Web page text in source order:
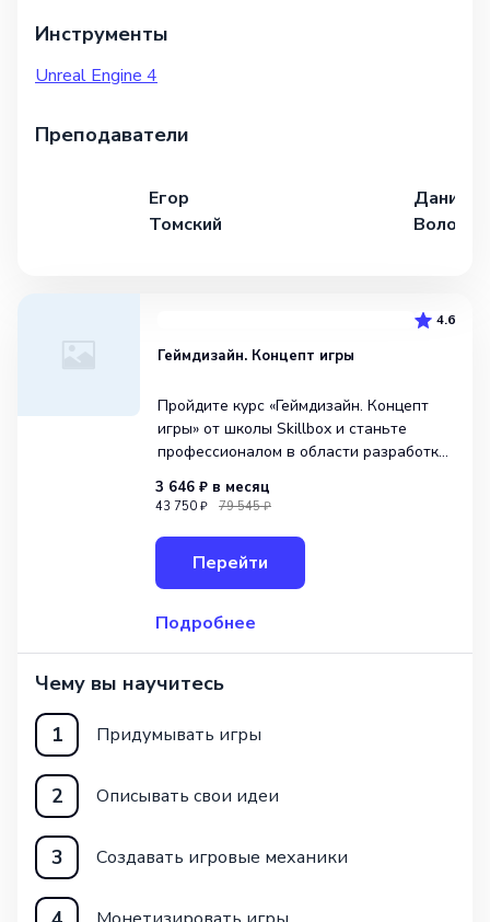
Инструменты
Unreal Engine 4
Преподаватели
Егор
Томский
Даниил
4.6
Геймдизайн. Концепт игры
Пройдите курс «Геймдизайн. Концепт
игры» от школы Skillbox и станьте
профессионалом в области разработки
курса позволит вам изучить основы
концепт игры с нуля. После окончания
курса вы сможете
3 646 ₽ в месяц
43 750 ₽ 79 545 ₽
Перейти
Подробнее
Чему вы научитесь
1
Придумывать игры
2 Описывать свои идеи
3 Создавать игровые механики